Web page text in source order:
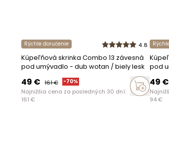
Rýchle doručenie 4.8
Kúpeľňová skrinka Combo 13 závesná
pod umývadlo - dub wotan / biely lesk
49 € 161€ -70%
Najnižšia cena za posledných 30 dní:
161 €
pod
49 €
94€